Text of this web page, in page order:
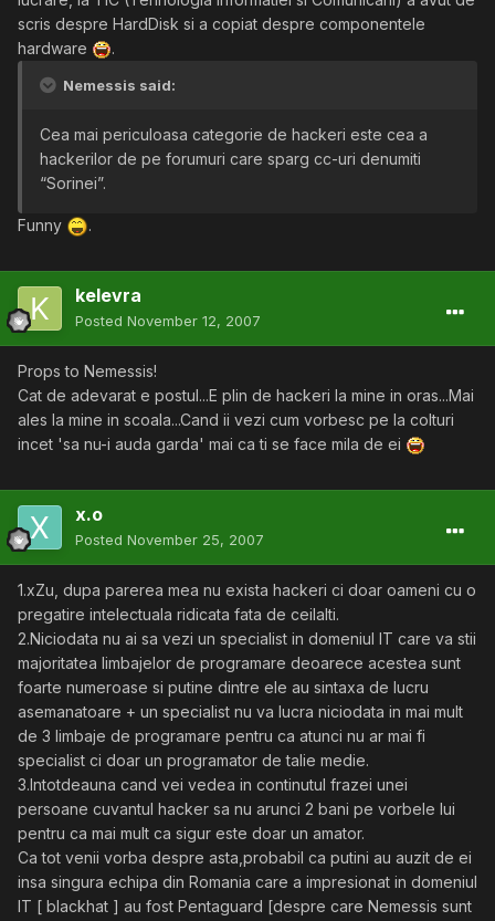
scris despre HardDisk si a copiat despre componentele
hardware
.
Nemessis said:
Cea mai periculoasa categorie de hackeri este cea a
hackerilor de pe forumuri care sparg cc-uri denumiti
“Sorinei”.
Funny .
kelevra
Posted November 12, 2007
Props to Nemessis!
Cat de adevarat e postul...E plin de hackeri la mine in oras...Mai
ales la mine in scoala...Cand ii vezi cum vorbesc pe la colturi
incet 'sa nu-i auda garda' mai ca ti se face mila de ei
x.o
Posted November 25, 2007
1.xZu, dupa parerea mea nu exista hackeri ci doar oameni cu o
pregatire intelectuala ridicata fata de ceilalti.
2.Niciodata nu ai sa vezi un specialist in domeniul IT care va stii
majoritatea limbajelor de programare deoarece acestea sunt
foarte numeroase si putine dintre ele au sintaxa de lucru
asemanatoare + un specialist nu va lucra niciodata in mai mult
de 3 limbaje de programare pentru ca atunci nu ar mai fi
specialist ci doar un programator de talie medie.
3.Intotdeauna cand vei vedea in continutul frazei unei
persoane cuvantul hacker sa nu arunci 2 bani pe vorbele lui
pentru ca mai mult ca sigur este doar un amator.
Ca tot venii vorba despre asta,probabil ca putini au auzit de ei
insa singura echipa din Romania care a impresionat in domeniul
IT [ blackhat ] au fost Pentaguard [despre care Nemessis sunt